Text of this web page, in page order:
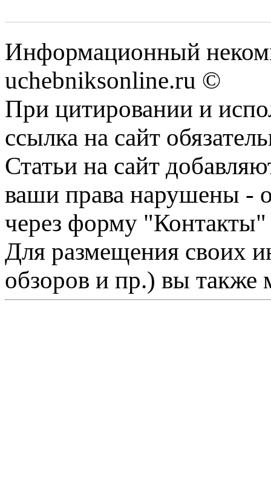
Информационный
uchebniksonline.ru ©
При цитировании и
ссылка на сайт
Статьи на сайт
ваши права нарушены -
через форму "Контакты"
Для размещения своих
обзоров и пр.) вы также